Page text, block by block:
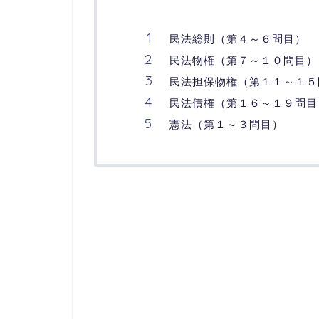
民法総則（第４～６問目）
民法物権（第７～１０問目）
民法担保物権（第１１～１５
民法債権（第１６～１９問目
憲法（第１～３問目）